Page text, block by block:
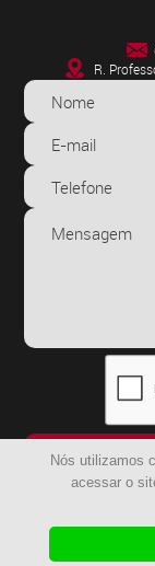
Nós utilizamos
acessar o
R.